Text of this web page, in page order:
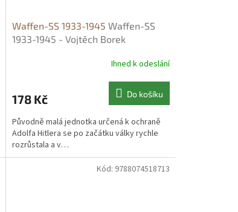
Waffen-SS 1933-1945 Waffen-SS
1933-1945 - Vojtěch Borek
Ihned k odeslání
178 Kč Do košíku
Původně malá jednotka určená k ochraně
Adolfa Hitlera se po začátku války rychle
rozrůstala a v…
Kód: 9788074518713